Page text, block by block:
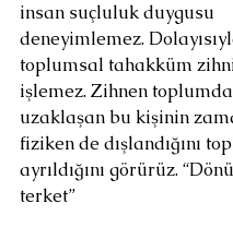
insan suçluluk duygusu
deneyimlemez.
toplumsal tahakküm
işlemez. Zihnen
uzaklaşan bu kişinin
fiziken de dışlandığını
ayrıldığını görürüz.
terket”